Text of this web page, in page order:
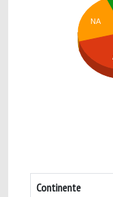
NA
Continente